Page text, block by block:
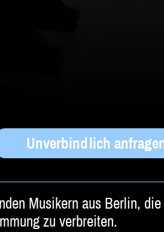
Unverbindlich
Musikern aus Berlin,
zu verbreiten.